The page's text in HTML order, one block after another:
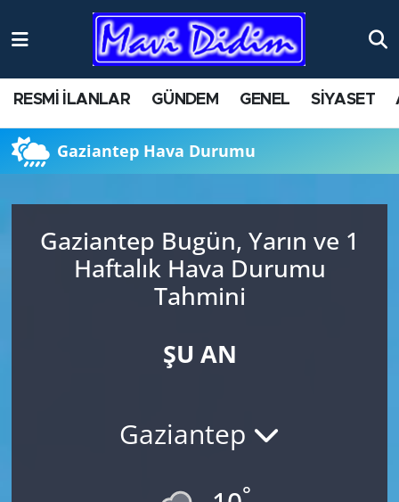
RESMİ İLANLAR GÜNDEM GENEL SİYASET
Gaziantep Hava Durumu
Gaziantep Bugün, Yarın ve 1
Haftalık Hava Durumu
Tahmini
ŞU AN
Gaziantep
°
ANTİK YERLER
AYDIN
BİLİM VE TEKNOLOJİ
ÇEVRE
GÜNDEM
Nöbetçi Eczaneler
Namaz Vakitleri
Trafik Durumu
Süper Lig Puan Durumu ve Fikstür
Tüm Manşetler